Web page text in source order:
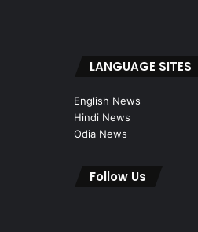
LANGUAGE SITES
English News
Hindi News
Odia News
Follow Us